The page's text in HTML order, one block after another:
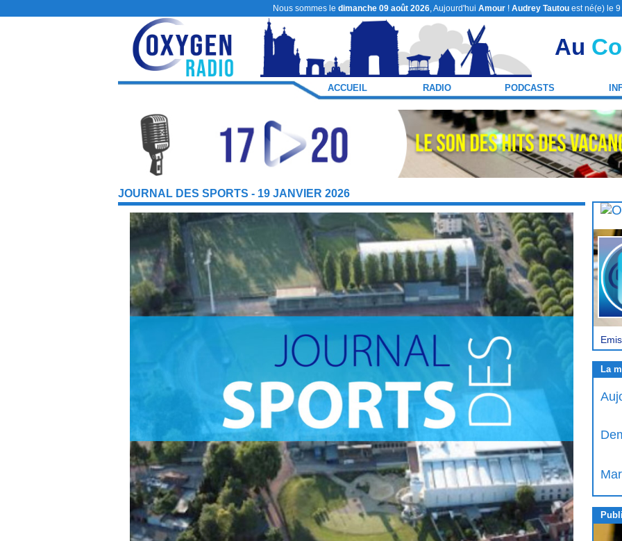
Nous sommes le dimanche 09 août 2026, Aujourd'hui Amour! Audrey Tautouest né(e) le 9
Au
ACCUEIL RADIO PODCASTS
JOURNAL DES SPORTS - 19 JANVIER 2026
La